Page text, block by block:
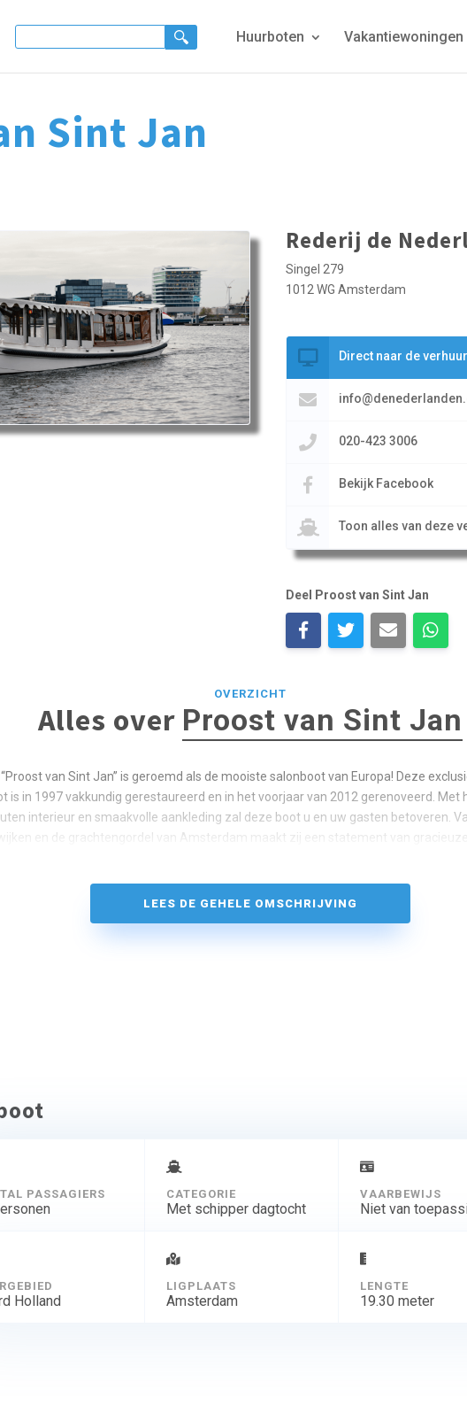
Huurboten Vakantiewoningen
Sint Jan
Rederij de
Singel 279
1012 WG Amsterdam
Direct naar de
020-423 3006
Bekijk Facebook
Toon alles van deze
Deel Proost van Sint Jan
OVERZICHT
Alles over Proost van Sint Jan
van Sint Jan” is geroemd als de mooiste salonboot van Europa! Deze
is in 1997 vakkundig gerestaureerd en in het voorjaar van 2012 gerenoveerd. Met
interieur en smaakvolle aankleding zal deze boot u en uw gasten betoveren.
en de grachtengordel van Amsterdam maakt zij een statement van gracieuze
LEES DE GEHELE OMSCHRIJVING
PASSAGIERS CATEGORIE
Met schipper dagtocht
VAARBEWIJS
Niet van
Holland
LIGPLAATS
Amsterdam
LENGTE
19.30 meter